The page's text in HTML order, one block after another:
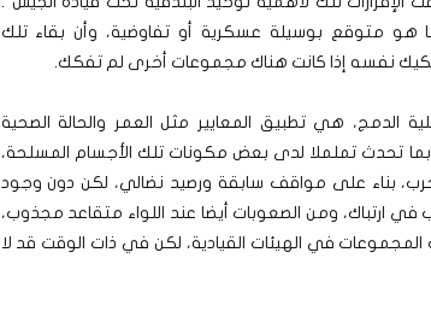
متوقع بوسيلة عسكرية أو تفاوضية، وأن بقاء تلك
نفسه إذا كانت هناك مجموعات أخرى لم تفكك.
هي تطبيق المعايير مثل العمر والحالة الصحية
ربما تحدث تململا لدى بعض مكونات تلك الأجسام المسلحة،
بناء على مواقف سابقة ورصيد نضالي، لكن دون وجود
ومن الصعوبات أيضا عند اللواء متقاعد مجذوب،
في الهيئات القيادية، لكن في ذات الوقت قد لا